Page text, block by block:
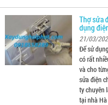
Thợ sửa
dụng
21/03/
Để sử
có rất
và cho
sửa điện
ty chuyên
tại nhà